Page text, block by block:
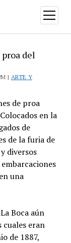
abrir
menú
proa del
| ARTE Y
de proa
en la
de
de la furia de
diversos
una
Boca aún
cuales eran
de 1887,